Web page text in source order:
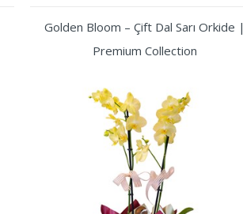
Golden Bloom – Çift Dal Sarı Orkide |
Premium Collection